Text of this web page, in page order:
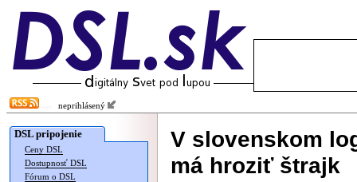
neprihlásený
DSL pripojenie
Ceny DSL
Dostupnosť DSL
Fórum o DSL
V slovenskom
má hroziť štrajk